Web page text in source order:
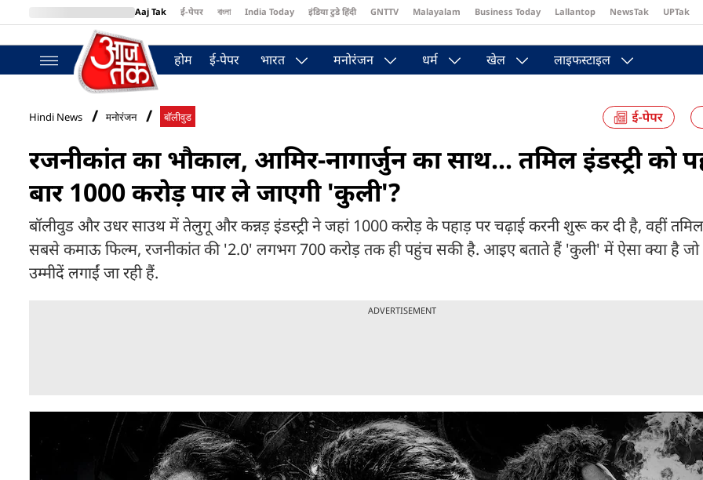
Aaj Tak ई-पेपर বাংলা India Today इंडिया टुडे हिंदी GNTTV Malayalam Business Today Lallantop NewsTak UPTak
BT Bazaar
होम ई-पेपर भारत मनोरंजन धर्म खेल लाइफस्टाइल
Hindi News मनोरंजन बॉलीवुड
रजनीकांत का भौकाल, आमिर-नागार्जुन का साथ... तमिल इंडस्ट्री को
बार 1000 करोड़ पार ले जाएगी 'कुली'?
बॉलीवुड और उधर साउथ में तेलुगू और कन्नड़ इंडस्ट्री ने जहां 1000 करोड़ के पहाड़ पर चढ़ाई करनी शुरू कर दी है, वहीं तमिल
सबसे कमाऊ फिल्म, रजनीकांत की '2.0' लगभग 700 करोड़ तक ही पहुंच सकी है. आइए बताते हैं 'कुली' में ऐसा क्या है
उम्मीदें लगाईं जा रही हैं.
ADVERTISEMENT